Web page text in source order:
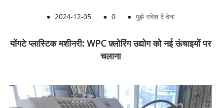
● 2024-12-05 ● 0 ● मुझे संदेश दे देना
योंगटे प्लास्टिक मशीनरी: WPC फ़्लोरिंग उद्योग को नई ऊंचाइयों पर
चलाना